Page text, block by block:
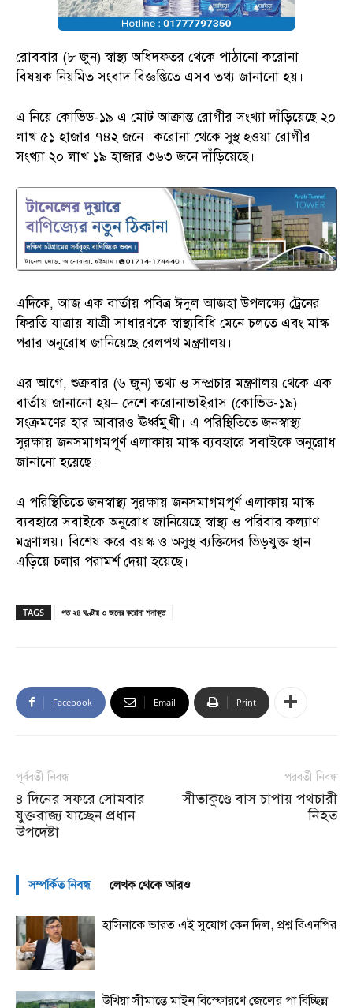
রোববার (৮ জুন) স্বাস্থ্য অধিদফতর থেকে পাঠানো করোনা
বিষয়ক নিয়মিত সংবাদ বিজ্ঞপ্তিতে এসব তথ্য জানানো হয়।
এ নিয়ে কোভিড-১৯ এ মোট আক্রান্ত রোগীর সংখ্যা দাঁড়িয়েছে ২০
লাখ ৫১ হাজার ৭৪২ জনে। করোনা থেকে সুস্থ হওয়া রোগীর
সংখ্যা ২০ লাখ ১৯ হাজার ৩৬৩ জনে দাঁড়িয়েছে।
এদিকে, আজ এক বার্তায় পবিত্র ঈদুল আজহা উপলক্ষ্যে ট্রেনের
ফিরতি যাত্রায় যাত্রী সাধারণকে স্বাস্থ্যবিধি মেনে চলতে এবং মাস্ক
পরার অনুরোধ জানিয়েছে রেলপথ মন্ত্রণালয়।
এর আগে, শুক্রবার (৬ জুন) তথ্য ও সম্প্রচার মন্ত্রণালয় থেকে এক
বার্তায় জানানো হয়– দেশে করোনাভাইরাস (কোভিড-১৯)
সংক্রমণের হার আবারও ঊর্ধ্বমুখী। এ পরিস্থিতিতে জনস্বাস্থ্য
সুরক্ষায় জনসমাগমপূর্ণ এলাকায় মাস্ক ব্যবহারে সবাইকে অনুরোধ
জানানো হয়েছে।
এ পরিস্থিতিতে জনস্বাস্থ্য সুরক্ষায় জনসমাগমপূর্ণ এলাকায় মাস্ক
ব্যবহারে সবাইকে অনুরোধ জানিয়েছে স্বাস্থ্য ও পরিবার কল্যাণ
মন্ত্রণালয়। বিশেষ করে বয়স্ক ও অসুস্থ ব্যক্তিদের ভিড়যুক্ত স্থান
এড়িয়ে চলার পরামর্শ দেয়া হয়েছে।
TAGS গত ২৪ ঘণ্টায় ৩ জনের করোনা শনাক্ত
Facebook Email Print
পূর্ববর্তী নিবন্ধ
৪ দিনের সফরে সোমবার
যুক্তরাজ্য যাচ্ছেন প্রধান
উপদেষ্টা
পরবর্তী নিবন্ধ
সীতাকুণ্ডে বাস চাপায় পথচারী
নিহত
সম্পর্কিত নিবন্ধ লেখক থেকে আরও
হাসিনাকে ভারত এই সুযোগ কেন দিল, প্রশ্ন বিএনপির
উখিয়া সীমান্তে মাইন বিস্ফোরণে জেলের পা বিচ্ছিন্ন